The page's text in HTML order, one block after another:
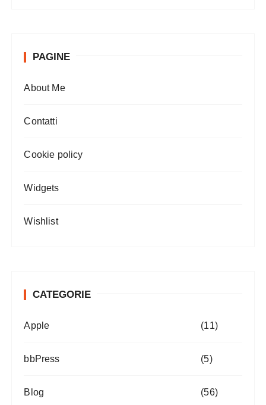
PAGINE
About Me
Contatti
Cookie policy
Widgets
Wishlist
CATEGORIE
Apple (11)
bbPress (5)
Blog (56)